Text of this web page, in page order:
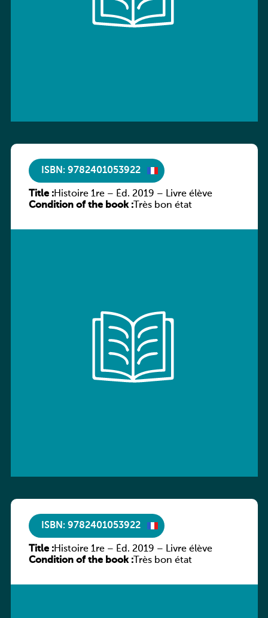
ISBN: 9782401053922
Title :Histoire 1re – Éd. 2019 – Livre élève
Condition of the book :Très bon état
ISBN: 9782401053922
Title :Histoire 1re – Éd. 2019 – Livre élève
Condition of the book :Très bon état